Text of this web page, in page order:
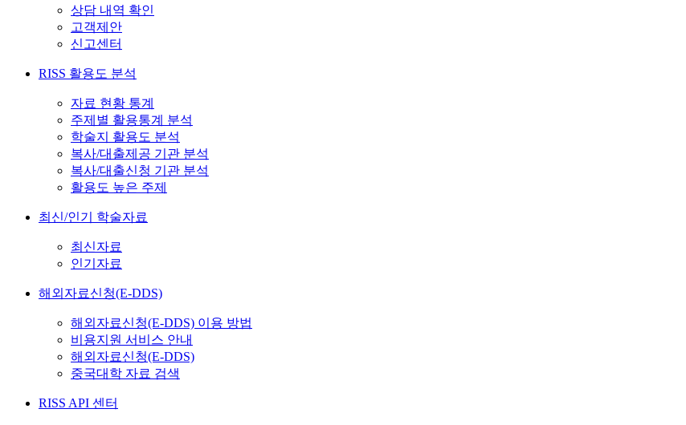
상담 내역 확인
고객제안
신고센터
RISS 활용도 분석
자료 현황 통계
주제별 활용통계 분석
학술지 활용도 분석
복사/대출제공 기관 분석
복사/대출신청 기관 분석
활용도 높은 주제
최신/인기 학술자료
최신자료
인기자료
해외자료신청(E-DDS)
해외자료신청(E-DDS) 이용 방법
비용지원 서비스 안내
해외자료신청(E-DDS)
중국대학 자료 검색
RISS API 센터